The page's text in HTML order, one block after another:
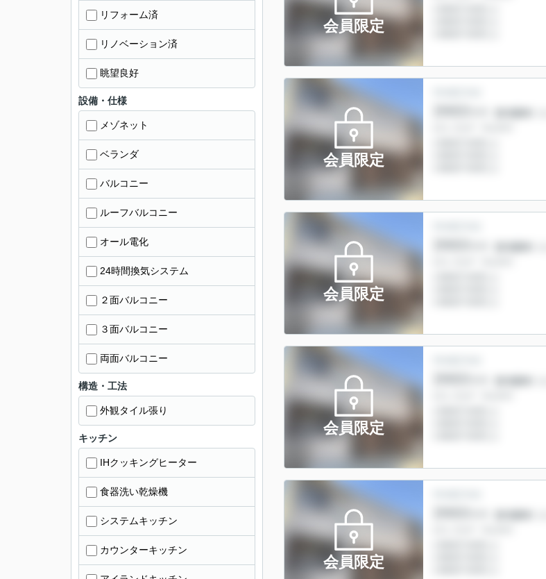
会員限定
会員限定
会員限定
会員限定
会員限定
リフォーム済
リノベーション済
眺望良好
設備・仕様
メゾネット
ベランダ
バルコニー
ルーフバルコニー
オール電化
24時間換気システム
２面バルコニー
３面バルコニー
両面バルコニー
構造・工法
外観タイル張り
キッチン
IHクッキングヒーター
食器洗い乾燥機
システムキッチン
カウンターキッチン